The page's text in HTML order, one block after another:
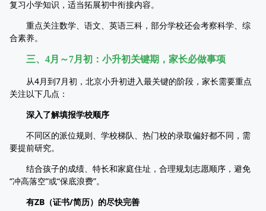
复习小学知识，适当拓展初中衔接内容。
重点关注数学、语文、英语三科，部分学校还会考察科学、综
合素养。
三、4月～7月初：小升初关键期，家长必做事项
从4月到7月初，北京小升初进入最关键的阶段，家长需要重点
关注以下几点：
深入了解填报学校顺序
不同区的派位规则、学校梯队、热门校的录取偏好都不同，需
要提前研究。
结合孩子的成绩、特长和家庭住址，合理规划志愿顺序，避免
“冲高落空”或“保底浪费”。
有ZB（证书/简历）的尽快完善